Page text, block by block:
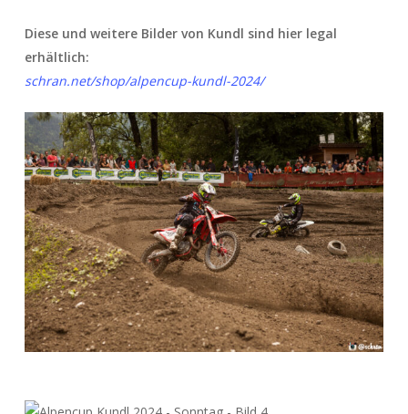
Diese und weitere Bilder von Kundl sind hier legal
erhältlich:
schran.net/shop/alpencup-kundl-2024/